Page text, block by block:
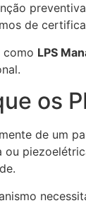
de
como LPS
os
de um
ou